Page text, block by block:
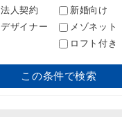
法人契約
新婚向け
デザイナー
メゾネット
ロフト付き
この条件で検索